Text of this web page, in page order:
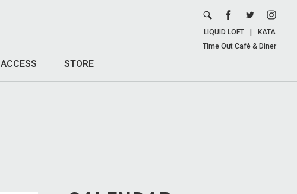
ACCESS STORE
LIQUID LOFT
KATA
Time Out Café & Diner